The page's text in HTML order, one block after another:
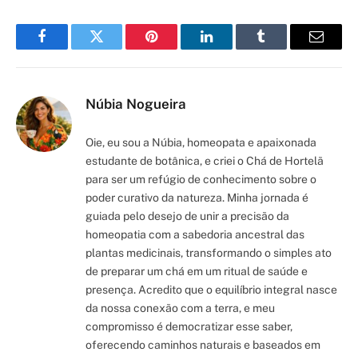
FacebookTwitter Pinterest LinkedInTumblr Email
Núbia Nogueira
Oie, eu sou a Núbia, homeopata e apaixonada
estudante de botânica, e criei o Chá de Hortelã
para ser um refúgio de conhecimento sobre o
poder curativo da natureza. Minha jornada é
guiada pelo desejo de unir a precisão da
homeopatia com a sabedoria ancestral das
plantas medicinais, transformando o simples ato
de preparar um chá em um ritual de saúde e
presença. Acredito que o equilíbrio integral nasce
da nossa conexão com a terra, e meu
compromisso é democratizar esse saber,
oferecendo caminhos naturais e baseados em